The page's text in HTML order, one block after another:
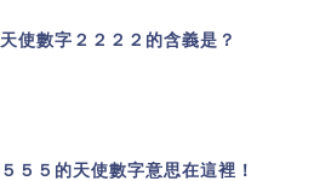
天使數字２２２２的含義是？
５５５的天使數字意思在這裡！